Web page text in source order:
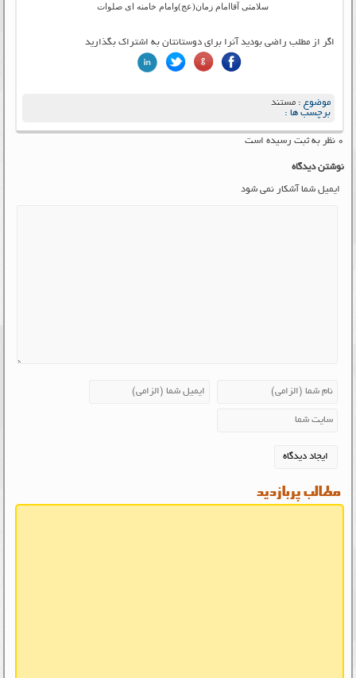
سلامتی آقاامام زمان(عج)وامام خامنه ای صلوات
اگر از مطلب راضی بودید آنرا برای دوستانتان به اشتراک بگذارید
موضوع :مستند
برچسب ها :
۰ نظر به ثبت رسیده است
نوشتن دیدگاه
ایمیل شما آشکار نمی شود
مطالب پربازدید